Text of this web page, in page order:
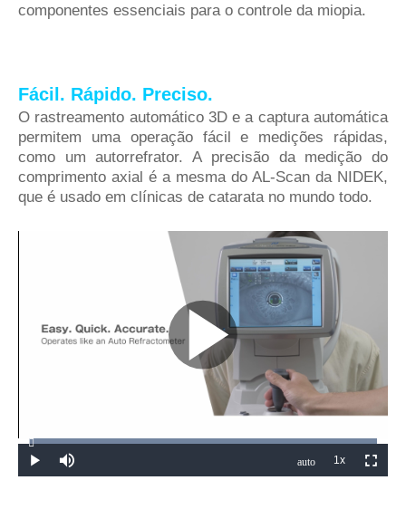
componentes essenciais para o controle da miopia.
Fácil. Rápido. Preciso.
O rastreamento automático 3D e a captura automática
permitem uma operação fácil e medições rápidas,
como um autorrefrator. A precisão da medição do
comprimento axial é a mesma do AL-Scan da NIDEK,
que é usado em clínicas de catarata no mundo todo.
Play
Video
Play Mute
Loaded:
auto 1xPlayback
Rate